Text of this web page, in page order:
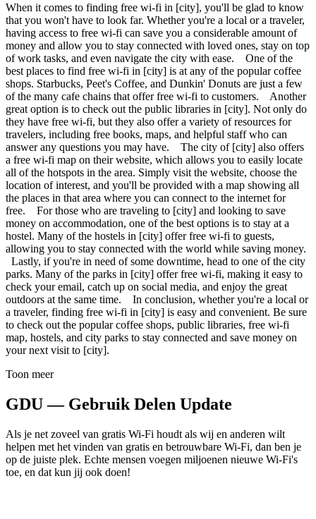
When it comes to finding free wi-fi in [city], you'll be glad to know
that you won't have to look far. Whether you're a local or a traveler,
having access to free wi-fi can save you a considerable amount of
money and allow you to stay connected with loved ones, stay on top
of work tasks, and even navigate the city with ease. One of the
best places to find free wi-fi in [city] is at any of the popular coffee
shops. Starbucks, Peet's Coffee, and Dunkin' Donuts are just a few
of the many cafe chains that offer free wi-fi to customers. Another
great option is to check out the public libraries in [city]. Not only do
they have free wi-fi, but they also offer a variety of resources for
travelers, including free books, maps, and helpful staff who can
answer any questions you may have. The city of [city] also offers
a free wi-fi map on their website, which allows you to easily locate
all of the hotspots in the area. Simply visit the website, choose the
location of interest, and you'll be provided with a map showing all
the places in that area where you can connect to the internet for
free. For those who are traveling to [city] and looking to save
money on accommodation, one of the best options is to stay at a
hostel. Many of the hostels in [city] offer free wi-fi to guests,
allowing you to stay connected with the world while saving money.
Lastly, if you're in need of some downtime, head to one of the city
parks. Many of the parks in [city] offer free wi-fi, making it easy to
check your email, catch up on social media, and enjoy the great
outdoors at the same time. In conclusion, whether you're a local or
a traveler, finding free wi-fi in [city] is easy and convenient. Be sure
to check out the popular coffee shops, public libraries, free wi-fi
map, hostels, and city parks to stay connected and save money on
your next visit to [city].
Toon meer
GDU — Gebruik Delen Update
Als je net zoveel van gratis Wi-Fi houdt als wij en anderen wilt
helpen met het vinden van gratis en betrouwbare Wi-Fi, dan ben je
op de juiste plek. Echte mensen voegen miljoenen nieuwe Wi-Fi's
toe, en dat kun jij ook doen!